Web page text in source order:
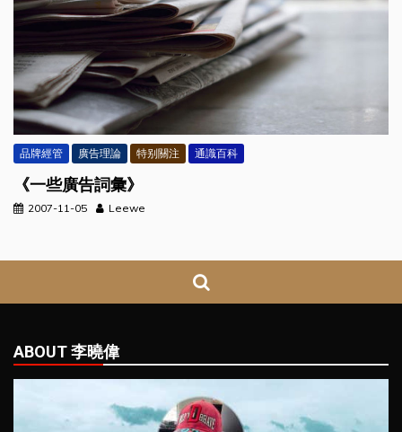
品牌經管 廣告理論 特别關注 通識百科
《一些廣告詞彙》
2007-11-05 Leewe
ABOUT 李曉偉